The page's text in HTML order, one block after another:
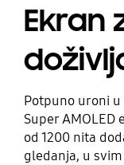
Ekran
Potpuno uroni
Super AMOLED
od 1200 nita
gledanja, u